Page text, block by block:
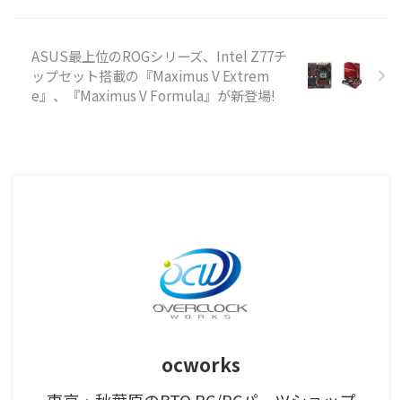
ASUS最上位のROGシリーズ、Intel Z77チ
ップセット搭載の『Maximus V Extrem
e』、『Maximus V Formula』が新登場!
ocworks